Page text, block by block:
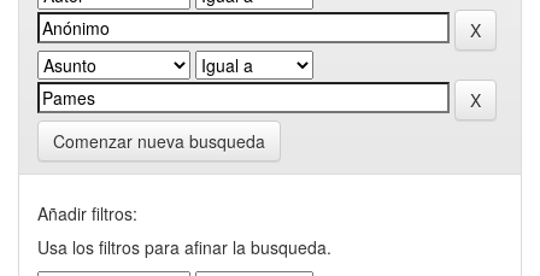
Comenzar nueva busqueda
Añadir filtros:
Usa los filtros para afinar la busqueda.